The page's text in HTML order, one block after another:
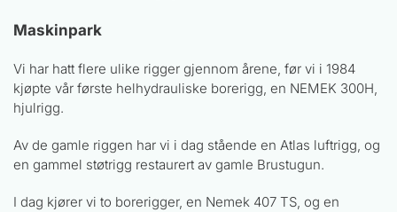
Maskinpark
Vi har hatt flere ulike rigger gjennom årene, før vi i 1984
kjøpte vår første helhydrauliske borerigg, en NEMEK 300H,
hjulrigg.
Av de gamle riggen har vi i dag stående en Atlas luftrigg, og
en gammel støtrigg restaurert av gamle Brustugun.
I dag kjører vi to borerigger, en Nemek 407 TS, og en